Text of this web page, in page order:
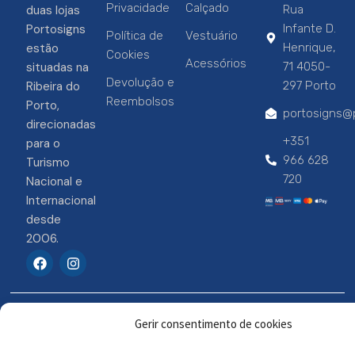
Gerir consentimento de cookies
duas lojas
Portosigns
estão
situadas na
Ribeira do
Porto,
direcionadas
para o
Turismo
Nacional e
Internacional
desde
2006.
F
a
e
I
n
t
Privacidade
Política de
Cookies
Devolução e
Reembolsos
Calçado
Vestuário
Acessórios
Rua
Infante D.
Henrique,
71 4050-
297 Porto
+351
966 628
720
Livro de reclamações